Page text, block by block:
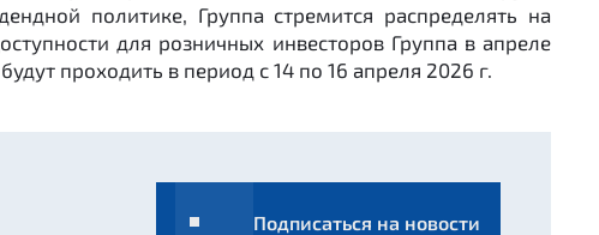
политике, Группа стремится распределять на
для розничных инвесторов Группа в апреле
проходить в период с 14 по 16 апреля 2026 г.
Подписаться на новости